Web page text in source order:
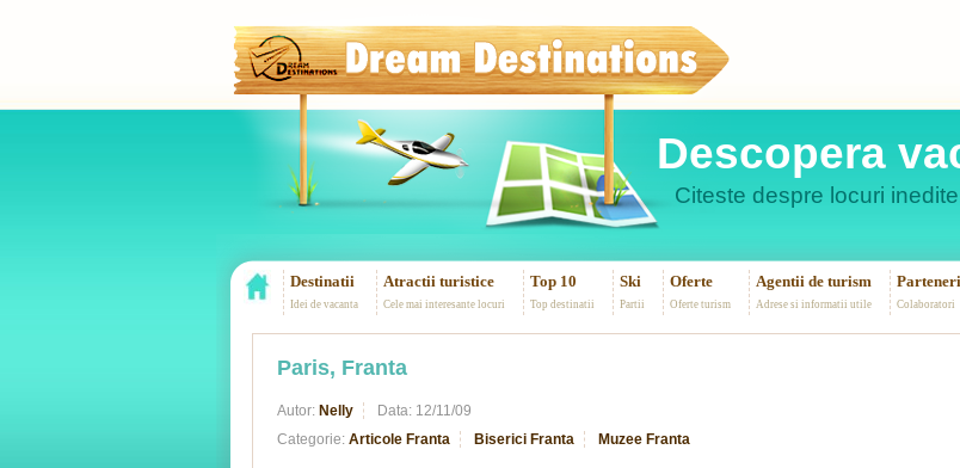
Descopera
Citeste despre locuri
Destinatii
Idei de vacanta
Atractii turistice
Cele mai interesante locuri
Top 10
Top destinatii
Ski
Partii
Oferte
Oferte turism
Agentii de turism
Adrese si informatii utile
Parteneri
Colaboratori
Paris, Franta
Autor: Nelly Data: 12/11/09
Categorie: Articole Franta Biserici Franta Muzee Franta